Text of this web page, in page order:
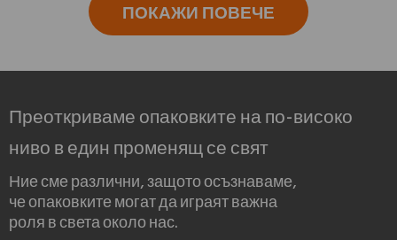
ПОКАЖИ ПОВЕЧЕ
Преоткриваме опаковките на по-високо
ниво в един променящ се свят
Ние сме различни, защото осъзнаваме,
че опаковките могат да играят важна
роля в света около нас.